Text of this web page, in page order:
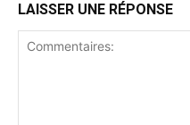
LAISSER UNE RÉPONSE